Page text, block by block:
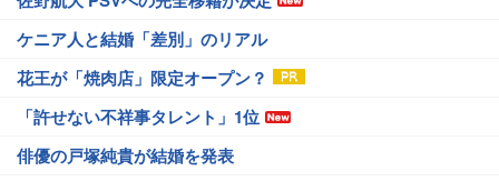
ケニア人と結婚「差別」のリアル
花王が「焼肉店」限定オープン？
「許せない不祥事タレント」1位
俳優の戸塚純貴が結婚を発表